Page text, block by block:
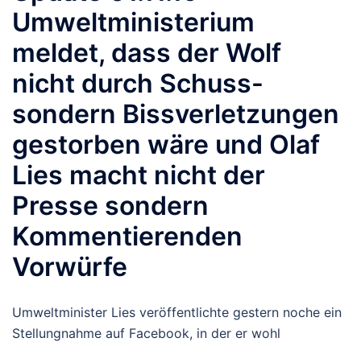
Umweltministerium
meldet, dass der Wolf
nicht durch Schuss-
sondern Bissverletzungen
gestorben wäre und Olaf
Lies macht nicht der
Presse sondern
Kommentierenden
Vorwürfe
Umweltminister Lies veröffentlichte gestern noche ein
Stellungnahme auf Facebook, in der er wohl